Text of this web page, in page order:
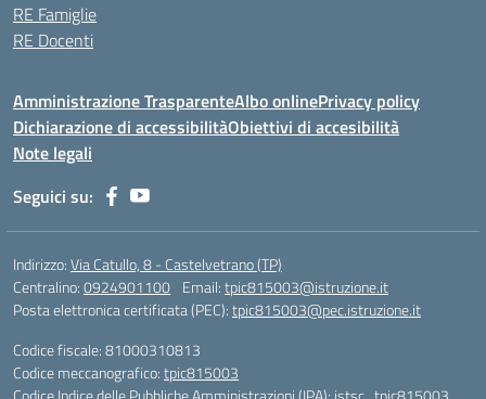
RE Famiglie
RE Docenti
Amministrazione TrasparenteAlbo onlinePrivacy policy
Dichiarazione di accessibilitàObiettivi di accesibilità
Note legali
Seguici su:
Indirizzo:Via Catullo, 8 - Castelvetrano (TP)
Centralino:0924901100 Email:tpic815003@istruzione.it
Posta elettronica certificata (PEC):tpic815003@pec.istruzione.it
Codice fiscale: 81000310813
Codice meccanografico:tpic815003